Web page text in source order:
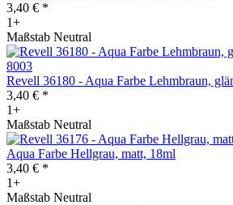
3,40 € *
1+
Maßstab Neutral
Revell 36180 - Aqua Farbe Lehmbraun,
3,40 € *
1+
Maßstab Neutral
Aqua Farbe Hellgrau, matt, 18ml
3,40 € *
1+
Maßstab Neutral